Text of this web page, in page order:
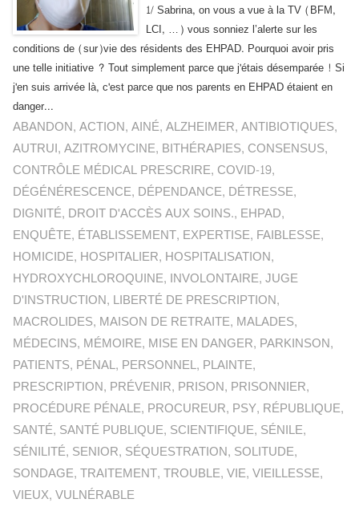
1/ Sabrina, on vous a vue à la TV (BFM,
LCI, …) vous sonniez l’alerte sur les
conditions de (sur)vie des résidents des EHPAD. Pourquoi avoir pris
une telle initiative ? Tout simplement parce que j'étais désemparée ! Si
j'en suis arrivée là, c'est parce que nos parents en EHPAD étaient en
danger...
ABANDON,ACTION,AINÉ,ALZHEIMER,ANTIBIOTIQUES,
AUTRUI,AZITROMYCINE, BITHÉRAPIES, CONSENSUS,
CONTRÔLE MÉDICAL PRESCRIRE, COVID-19,
DÉGÉNÉRESCENCE, DÉPENDANCE, DÉTRESSE,
DIGNITÉ, DROIT D'ACCÈS AUX SOINS., EHPAD,
ENQUÊTE, ÉTABLISSEMENT, EXPERTISE, FAIBLESSE,
HOMICIDE, HOSPITALIER, HOSPITALISATION,
HYDROXYCHLOROQUINE, INVOLONTAIRE,JUGE
D'INSTRUCTION, LIBERTÉ DE PRESCRIPTION,
MACROLIDES, MAISON DE RETRAITE, MALADES,
MÉDECINS, MÉMOIRE, MISE EN DANGER, PARKINSON,
PATIENTS, PÉNAL, PERSONNEL, PLAINTE,
PRESCRIPTION, PRÉVENIR, PRISON, PRISONNIER,
PROCÉDURE PÉNALE, PROCUREUR, PSY, RÉPUBLIQUE,
SANTÉ, SANTÉ PUBLIQUE, SCIENTIFIQUE, SÉNILE,
SÉNILITÉ, SENIOR, SÉQUESTRATION, SOLITUDE,
SONDAGE,TRAITEMENT,TROUBLE,VIE,VIEILLESSE,
VIEUX,VULNÉRABLE